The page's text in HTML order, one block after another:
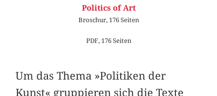
Politics of Art
Broschur, 176 Seiten
PDF, 176 Seiten
Um das Thema »Politiken der
Kunst« gruppieren sich die Texte